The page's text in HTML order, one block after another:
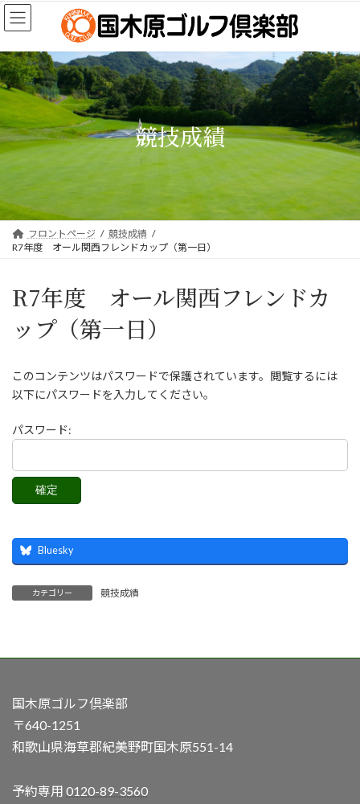
コ
ン
ン
ツ
へ
キ
ッ
プ
ナ
ビ
ー
シ
ョ
に
移
動
競技成績
フロントページ
競技成績
R7年度 オール関西フレンドカップ（第一日）
R7年度 オール関西フレンドカ
ップ（第一日）
このコンテンツはパスワードで保護されています。閲覧するには
以下にパスワードを入力してください。
パスワード:
Bluesky
カテゴリー 競技成績
国木原ゴルフ倶楽部
〒640-1251
和歌山県海草郡紀美野町国木原551-14
予約専用 0120-89-3560